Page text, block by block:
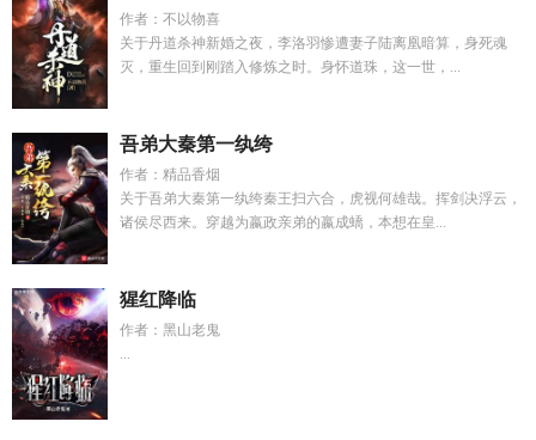
作者：不以物喜
关于丹道杀神新婚之夜，李洛羽惨遭妻子陆离凰暗算，身死魂
灭，重生回到刚踏入修炼之时。身怀道珠，这一世，...
吾弟大秦第一纨绔
作者：精品香烟
关于吾弟大秦第一纨绔秦王扫六合，虎视何雄哉。挥剑决浮云，
诸侯尽西来。穿越为嬴政亲弟的嬴成蟜，本想在皇...
猩红降临
作者：黑山老鬼
...